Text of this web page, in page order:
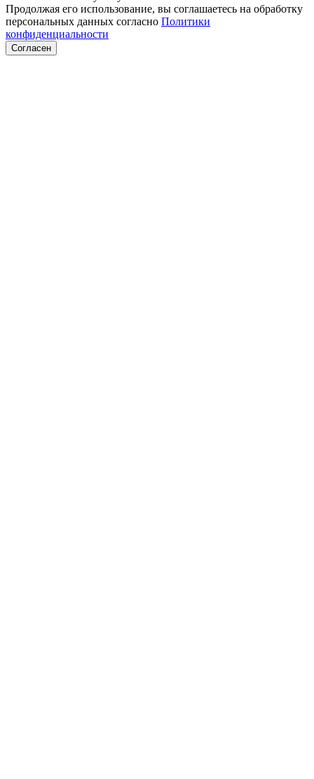
Продолжая его использование, вы соглашаетесь на обработку
персональных данных согласно Политики
конфиденциальности
Согласен